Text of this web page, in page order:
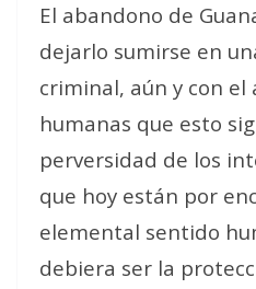
El abandono de
dejarlo sumirse en
criminal, aún y con el
humanas que esto
perversidad de los
que hoy están por
elemental sentido
debiera ser la